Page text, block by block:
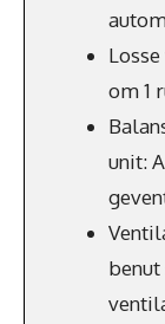
om 1
unit: